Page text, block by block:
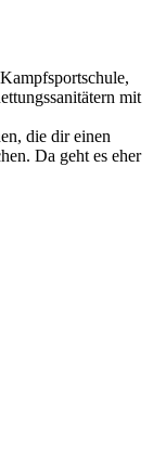
mit
die dir einen
Da geht es eher